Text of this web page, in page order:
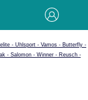
- Uhlsport - Vamos - Butterfly -
- Salomon - Winner - Reusch -